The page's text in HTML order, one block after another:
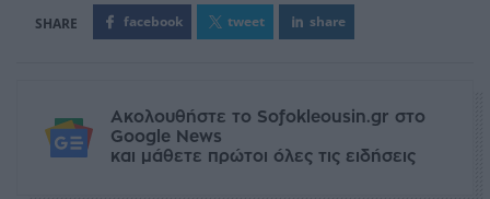
facebook tweet share
Ακολουθήστε το Sofokleousin.gr στο
Google News
και μάθετε πρώτοι όλες τις ειδήσεις